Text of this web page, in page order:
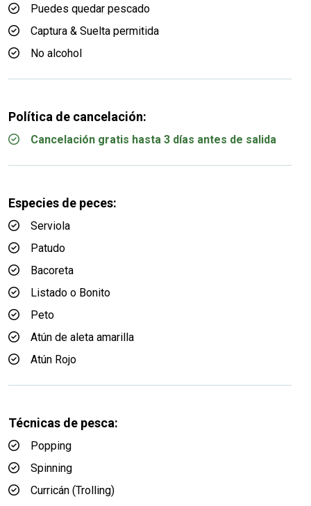
Puedes quedar pescado
Captura & Suelta permitida
No alcohol
Política de cancelación:
Cancelación gratis hasta 3 días antes de salida
Especies de peces:
Serviola
Patudo
Bacoreta
Listado o Bonito
Peto
Atún de aleta amarilla
Atún Rojo
Técnicas de pesca:
Popping
Spinning
Curricán (Trolling)